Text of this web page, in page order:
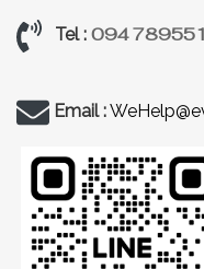
Tel : 094
Email :